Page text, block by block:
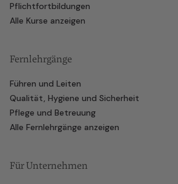
Pflichtfortbildungen
Alle Kurse anzeigen
Fernlehrgänge
Führen und Leiten
Qualität, Hygiene und Sicherheit
Pflege und Betreuung
Alle Fernlehrgänge anzeigen
Für Unternehmen